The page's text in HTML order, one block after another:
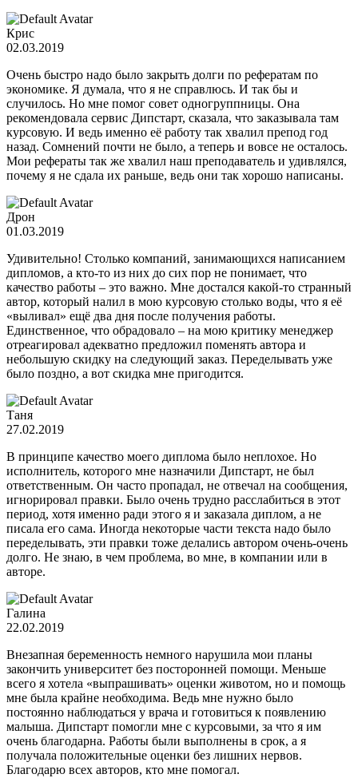
Крис
02.03.2019
Очень быстро надо было закрыть долги по рефератам по
экономике. Я думала, что я не справлюсь. И так бы и
случилось. Но мне помог совет одногруппницы. Она
рекомендовала сервис Дипстарт, сказала, что заказывала там
курсовую. И ведь именно её работу так хвалил препод год
назад. Сомнений почти не было, а теперь и вовсе не осталось.
Мои рефераты так же хвалил наш преподаватель и удивлялся,
почему я не сдала их раньше, ведь они так хорошо написаны.
Дрон
01.03.2019
Удивительно! Столько компаний, занимающихся написанием
дипломов, а кто-то из них до сих пор не понимает, что
качество работы – это важно. Мне достался какой-то странный
автор, который налил в мою курсовую столько воды, что я её
«выливал» ещё два дня после получения работы.
Единственное, что обрадовало – на мою критику менеджер
отреагировал адекватно предложил поменять автора и
небольшую скидку на следующий заказ. Переделывать уже
было поздно, а вот скидка мне пригодится.
Таня
27.02.2019
В принципе качество моего диплома было неплохое. Но
исполнитель, которого мне назначили Дипстарт, не был
ответственным. Он часто пропадал, не отвечал на сообщения,
игнорировал правки. Было очень трудно расслабиться в этот
период, хотя именно ради этого я и заказала диплом, а не
писала его сама. Иногда некоторые части текста надо было
переделывать, эти правки тоже делались автором очень-очень
долго. Не знаю, в чем проблема, во мне, в компании или в
авторе.
Галина
22.02.2019
Внезапная беременность немного нарушила мои планы
закончить университет без посторонней помощи. Меньше
всего я хотела «выпрашивать» оценки животом, но и помощь
мне была крайне необходима. Ведь мне нужно было
постоянно наблюдаться у врача и готовиться к появлению
малыша. Дипстарт помогли мне с курсовыми, за что я им
очень благодарна. Работы были выполнены в срок, а я
получала положительные оценки без лишних нервов.
Благодарю всех авторов, кто мне помогал.